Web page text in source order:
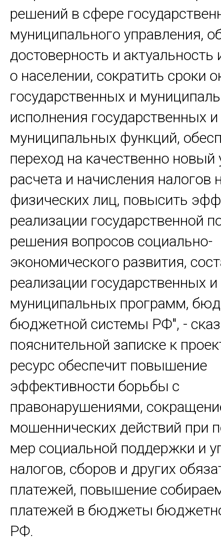
решений в сфере
муниципального управления,
достоверность и
о населении, сократить сроки
государственных и
исполнения государственных и
муниципальных функций,
переход на качественно новый
расчета и начисления налогов
физических лиц, повысить
реализации государственной
решения вопросов социально-
экономического развития,
реализации государственных и
муниципальных программ,
бюджетной системы РФ", -
пояснительной записке к
ресурс обеспечит повышение
эффективности борьбы с
правонарушениями,
мошеннических действий при
мер социальной поддержки и
налогов, сборов и других
платежей, повышение
платежей в бюджеты
РФ.